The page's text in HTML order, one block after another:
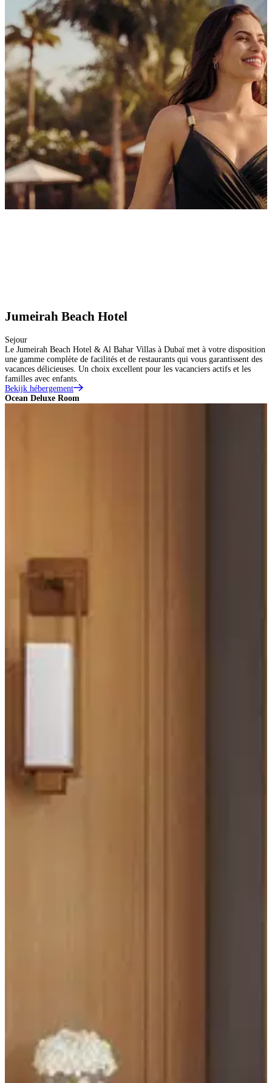
Jumeirah Beach Hotel
Sejour
Le Jumeirah Beach Hotel & Al Bahar Villas à Dubaï met à votre disposition
une gamme complète de facilités et de restaurants qui vous garantissent des
vacances délicieuses. Un choix excellent pour les vacanciers actifs et les
familles avec enfants.
Bekijk hébergement
Ocean Deluxe Room